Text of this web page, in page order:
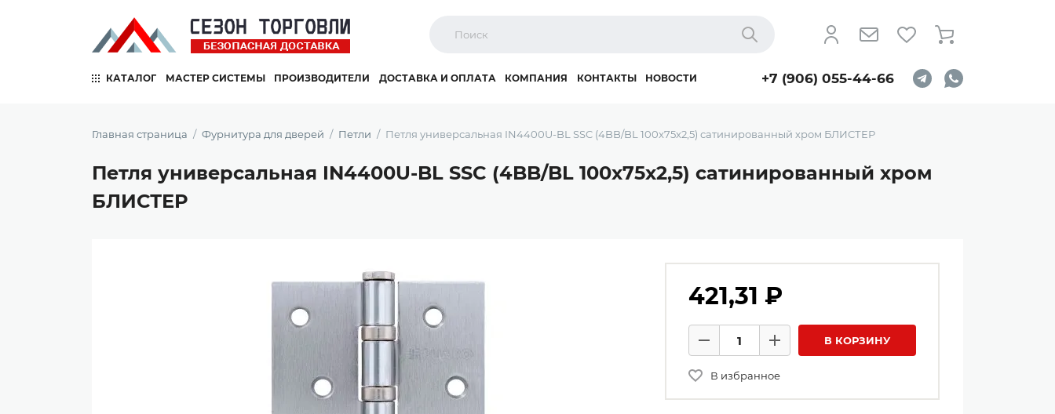
Найти
КАТАЛОГ МАСТЕР СИСТЕМЫ ПРОИЗВОДИТЕЛИ ДОСТАВКА И ОПЛАТА КОМПАНИЯ КОНТАКТЫ НОВОСТИ +7 (906) 055-44-66
Главная страница Фурнитура для дверей Петли Петля универсальная IN4400U-BL SSC (4BB/BL 100x75x2,5) сатинированный хром БЛИСТЕР
Петля универсальная IN4400U-BL SSC (4BB/BL 100x75x2,5) сатинированный хром
БЛИСТЕР
421,31 ₽
Количество товаров
Минус
Плюс В КОРЗИНУ
В избранное